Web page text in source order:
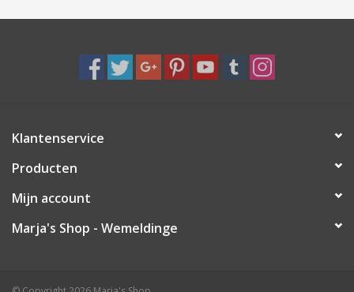
Boeken
Speelgoed & hobby
Cadeau & feest
Contact/Locatie
Klantenservice
Producten
Mijn account
Marja's Shop - Wemeldinge